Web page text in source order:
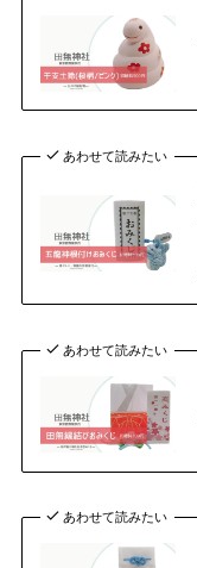
あわせて読みたい
あわせて読みたい
あわせて読みたい